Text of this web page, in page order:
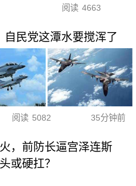
阅读 4663
民党这潭水要搅浑了
阅读 5082 35分钟前
，前防长逼宫泽连斯
或硬扛？